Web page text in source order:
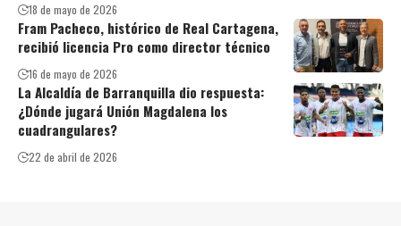
18 de mayo de 2026
Fram Pacheco, histórico de Real Cartagena,
recibió licencia Pro como director técnico
16 de mayo de 2026
La Alcaldía de Barranquilla dio respuesta:
¿Dónde jugará Unión Magdalena los
cuadrangulares?
22 de abril de 2026